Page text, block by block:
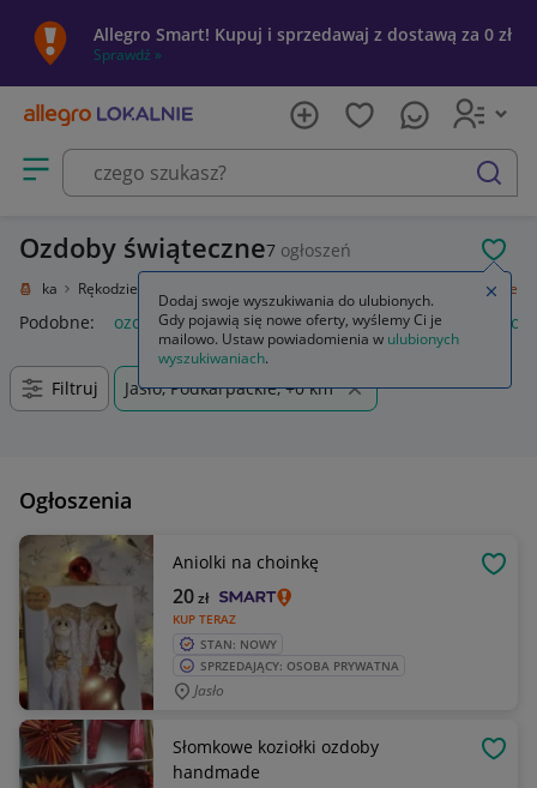
Allegro Smart! Kupuj i sprzedawaj z dostawą za 0 zł
Sprawdź »
Otwórz menu z kategoriami
szukaj
Ozdoby świąteczne7 ogłoszeń
i sztuka Rękodzieło Ozdoby świąteczne
Podobne: ozdoby świąteczne ozdoby świąteczne boże
Filtruj Jasło, Podkarpackie, +0 km
Ogłoszenia
Aniolki na choinkę
KUP TERAZ
20zł
STAN: NOWY
SPRZEDAJĄCY: OSOBA PRYWATNA
Jasło
Słomkowe koziołki ozdoby
handmade
Dodaj swoje wyszukiwania do ulubionych.
Gdy pojawią się nowe oferty, wyślemy Ci je
mailowo. Ustaw powiadomienia w ulubionych
wyszukiwaniach.